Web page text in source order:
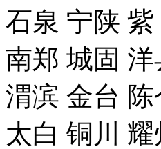
石泉 宁陕
南郑 城固
渭滨 金台
太白 铜川